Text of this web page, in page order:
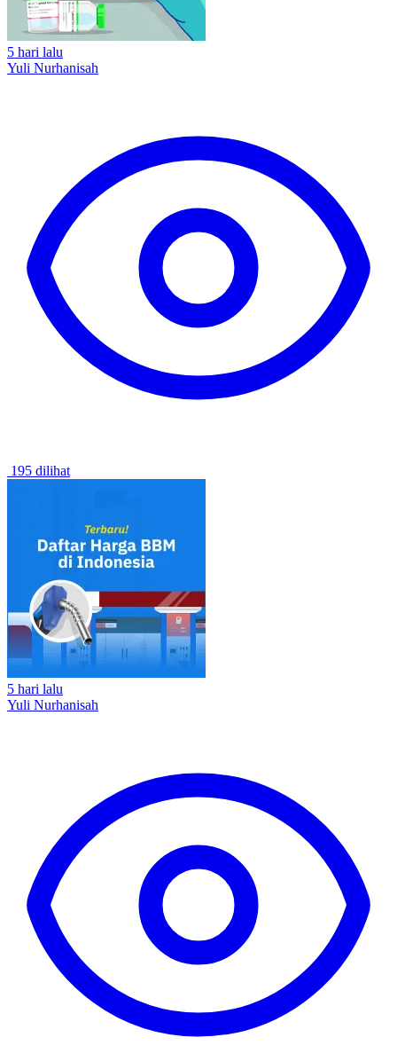
5 hari lalu
Yuli Nurhanisah
195 dilihat
5 hari lalu
Yuli Nurhanisah